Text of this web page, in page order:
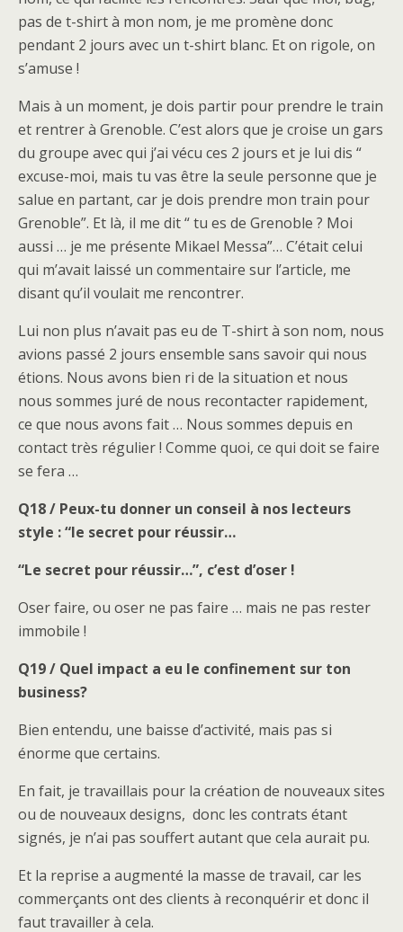
pas de t-shirt à mon nom, je me promène donc
pendant 2 jours avec un t-shirt blanc. Et on rigole, on
s’amuse !
Mais à un moment, je dois partir pour prendre le train
et rentrer à Grenoble. C’est alors que je croise un gars
du groupe avec qui j’ai vécu ces 2 jours et je lui dis “
excuse-moi, mais tu vas être la seule personne que je
salue en partant, car je dois prendre mon train pour
Grenoble”. Et là, il me dit “ tu es de Grenoble ? Moi
aussi … je me présente Mikael Messa”… C’était celui
qui m’avait laissé un commentaire sur l’article, me
disant qu’il voulait me rencontrer.
Lui non plus n’avait pas eu de T-shirt à son nom, nous
avions passé 2 jours ensemble sans savoir qui nous
étions. Nous avons bien ri de la situation et nous
nous sommes juré de nous recontacter rapidement,
ce que nous avons fait … Nous sommes depuis en
contact très régulier ! Comme quoi, ce qui doit se faire
se fera …
Q18 / Peux-tu donner un conseil à nos lecteurs
style : “le secret pour réussir…
“Le secret pour réussir…”, c’est d’oser !
Oser faire, ou oser ne pas faire … mais ne pas rester
immobile !
Q19 / Quel impact a eu le confinement sur ton
business?
Bien entendu, une baisse d’activité, mais pas si
énorme que certains.
En fait, je travaillais pour la création de nouveaux sites
ou de nouveaux designs, donc les contrats étant
signés, je n’ai pas souffert autant que cela aurait pu.
Et la reprise a augmenté la masse de travail, car les
commerçants ont des clients à reconquérir et donc il
faut travailler à cela.